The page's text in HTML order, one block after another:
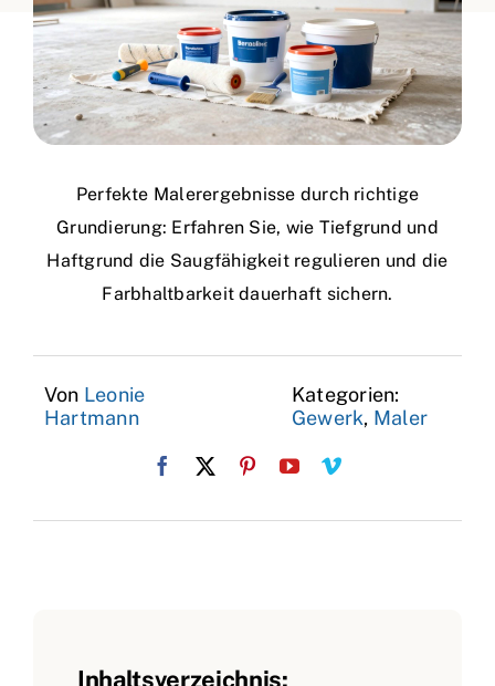
Perfekte Malerergebnisse durch richtige
Grundierung: Erfahren Sie, wie Tiefgrund und
Haftgrund die Saugfähigkeit regulieren und die
Farbhaltbarkeit dauerhaft sichern.
Von Leonie
Hartmann
Kategorien:
Gewerk, Maler
Inhaltsverzeichnis: